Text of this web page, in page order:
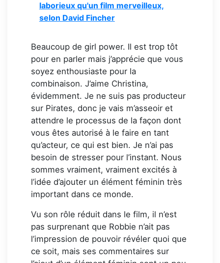
laborieux qu'un film merveilleux,
selon David Fincher
Beaucoup de girl power. Il est trop tôt
pour en parler mais j’apprécie que vous
soyez enthousiaste pour la
combinaison. J’aime Christina,
évidemment. Je ne suis pas producteur
sur Pirates, donc je vais m’asseoir et
attendre le processus de la façon dont
vous êtes autorisé à le faire en tant
qu’acteur, ce qui est bien. Je n’ai pas
besoin de stresser pour l’instant. Nous
sommes vraiment, vraiment excités à
l’idée d’ajouter un élément féminin très
important dans ce monde.
Vu son rôle réduit dans le film, il n’est
pas surprenant que Robbie n’ait pas
l’impression de pouvoir révéler quoi que
ce soit, mais ses commentaires sur